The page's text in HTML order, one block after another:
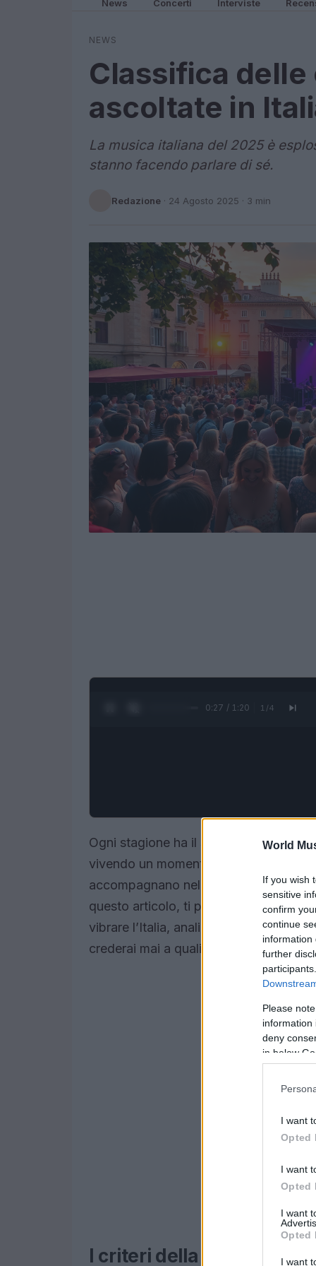
World
If you wish
sensitive
confirm
continue
information
further
Please
information
deny
in below
I want
Opted
I want
Opted
I want
Opted
I want
News Concerti Interviste
NEWS
Classifica delle
ascoltate in
La musica italiana del 2025 è
stanno facendo parlare di sé.
Redazione · 24 Agosto 2025 · 3 min
0:28 / 1:20 1 /4
Ogni stagione ha il suo ritmo, e il
vivendo un momento d’oro, con artisti
accompagnano nelle nostre giornate.
questo articolo, ti porterò in un
vibrare l’Italia, analizzando i
crederai mai a quali brani si trovano ai
I criteri della nostra